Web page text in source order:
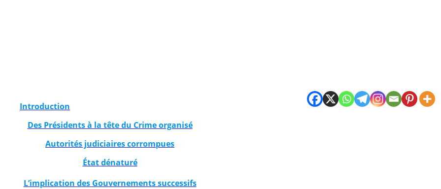
Introduction
Des Présidents à la tête du Crime organisé
Autorités judiciaires corrompues
État dénaturé
L’implication des Gouvernements successifs